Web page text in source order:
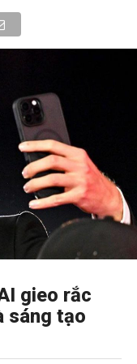
gieo rắc
sáng tạo